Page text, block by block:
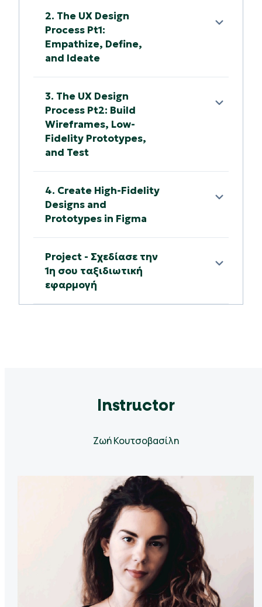
2. The UX Design
Process Pt1:
Empathize, Define,
and Ideate
3. The UX Design
Process Pt2: Build
Wireframes, Low-
Fidelity Prototypes,
and Test
4. Create High-Fidelity
Designs and
Prototypes in Figma
Project - Σχεδίασε την
1η σου ταξιδιωτική
εφαρμογή
Instructor
Ζωή Κουτσοβασίλη